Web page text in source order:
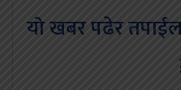
यो खबर पढेर